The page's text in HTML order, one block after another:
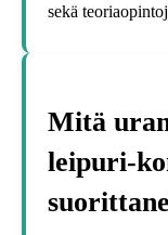
sekä
Mitä
leipuri-